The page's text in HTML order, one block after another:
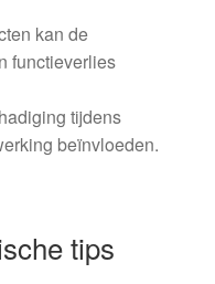
kan de
functieverlies
tijdens
beïnvloeden.
tips